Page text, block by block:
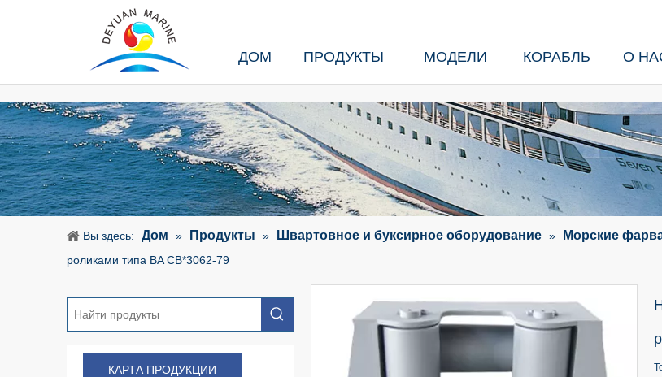
ДОМ ПРОДУКТЫ МОДЕЛИ КОРАБЛЬ О
Вы здесь: Дом » Продукты » Швартовное и буксирное оборудование » Морские
роликами типа BA CB*3062-79
КАРТА ПРОДУКЦИИ